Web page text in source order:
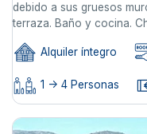
debido a sus gruesos
terraza. Baño y cocina.
Alquiler íntegro
1 -> 4 Personas